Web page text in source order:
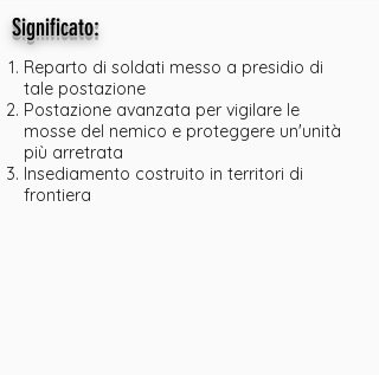
Significato:
Reparto di soldati messo a presidio di
tale postazione
Postazione avanzata per vigilare le
mosse del nemico e proteggere un'unità
più arretrata
Insediamento costruito in territori di
frontiera